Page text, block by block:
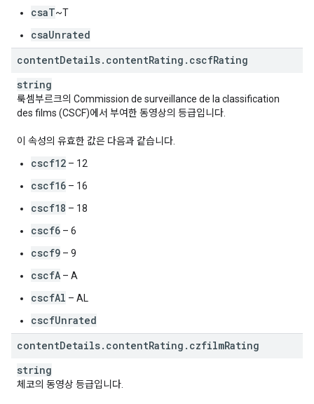
csaT~T
csaUnrated
contentDetails. contentRating . cscfRating
string
룩셈부르크의 Commission de surveillance de la classification
des films (CSCF)에서 부여한 동영상의 등급입니다.
이 속성의 유효한 값은 다음과 같습니다.
cscf12 – 12
cscf16 – 16
cscf18 – 18
cscf6 – 6
cscf9 – 9
cscfA – A
cscfAl – AL
cscfUnrated
contentDetails. contentRating . czfilmRating
string
체코의 동영상 등급입니다.